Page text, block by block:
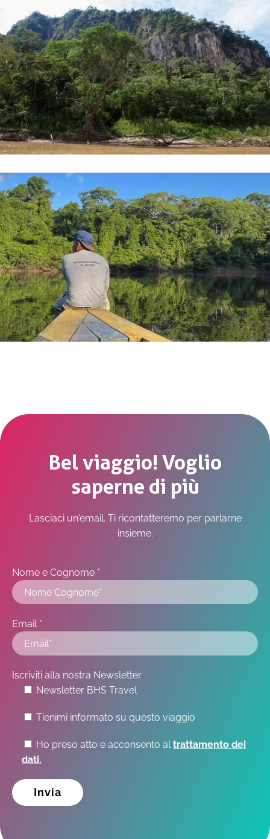
Bel viaggio! Voglio
saperne di più
Lasciaci un'email. Ti ricontatteremo per parlarne
insieme.
Nome e Cognome *
Email *
Iscriviti alla nostra Newsletter
Newsletter BHS Travel
Tienimi informato su questo viaggio
Ho preso atto e acconsento altrattamento dei
dati.